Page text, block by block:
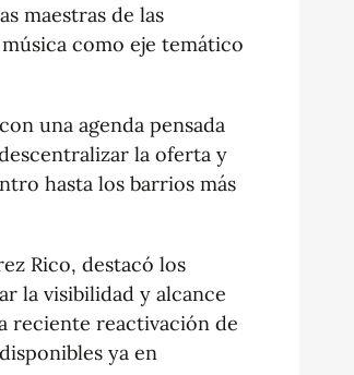
maestras de las
como eje temático
una agenda pensada
la oferta y
hasta los barrios más
Rico, destacó los
la visibilidad y alcance
reciente reactivación de
ya en